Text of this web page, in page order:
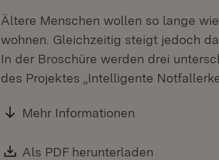
Ältere Menschen wollen so lange
wohnen. Gleichzeitig steigt jedoch
In der Broschüre werden drei
des Projektes „Intelligente
Mehr Informationen
Download:
Als PDF herunterladen